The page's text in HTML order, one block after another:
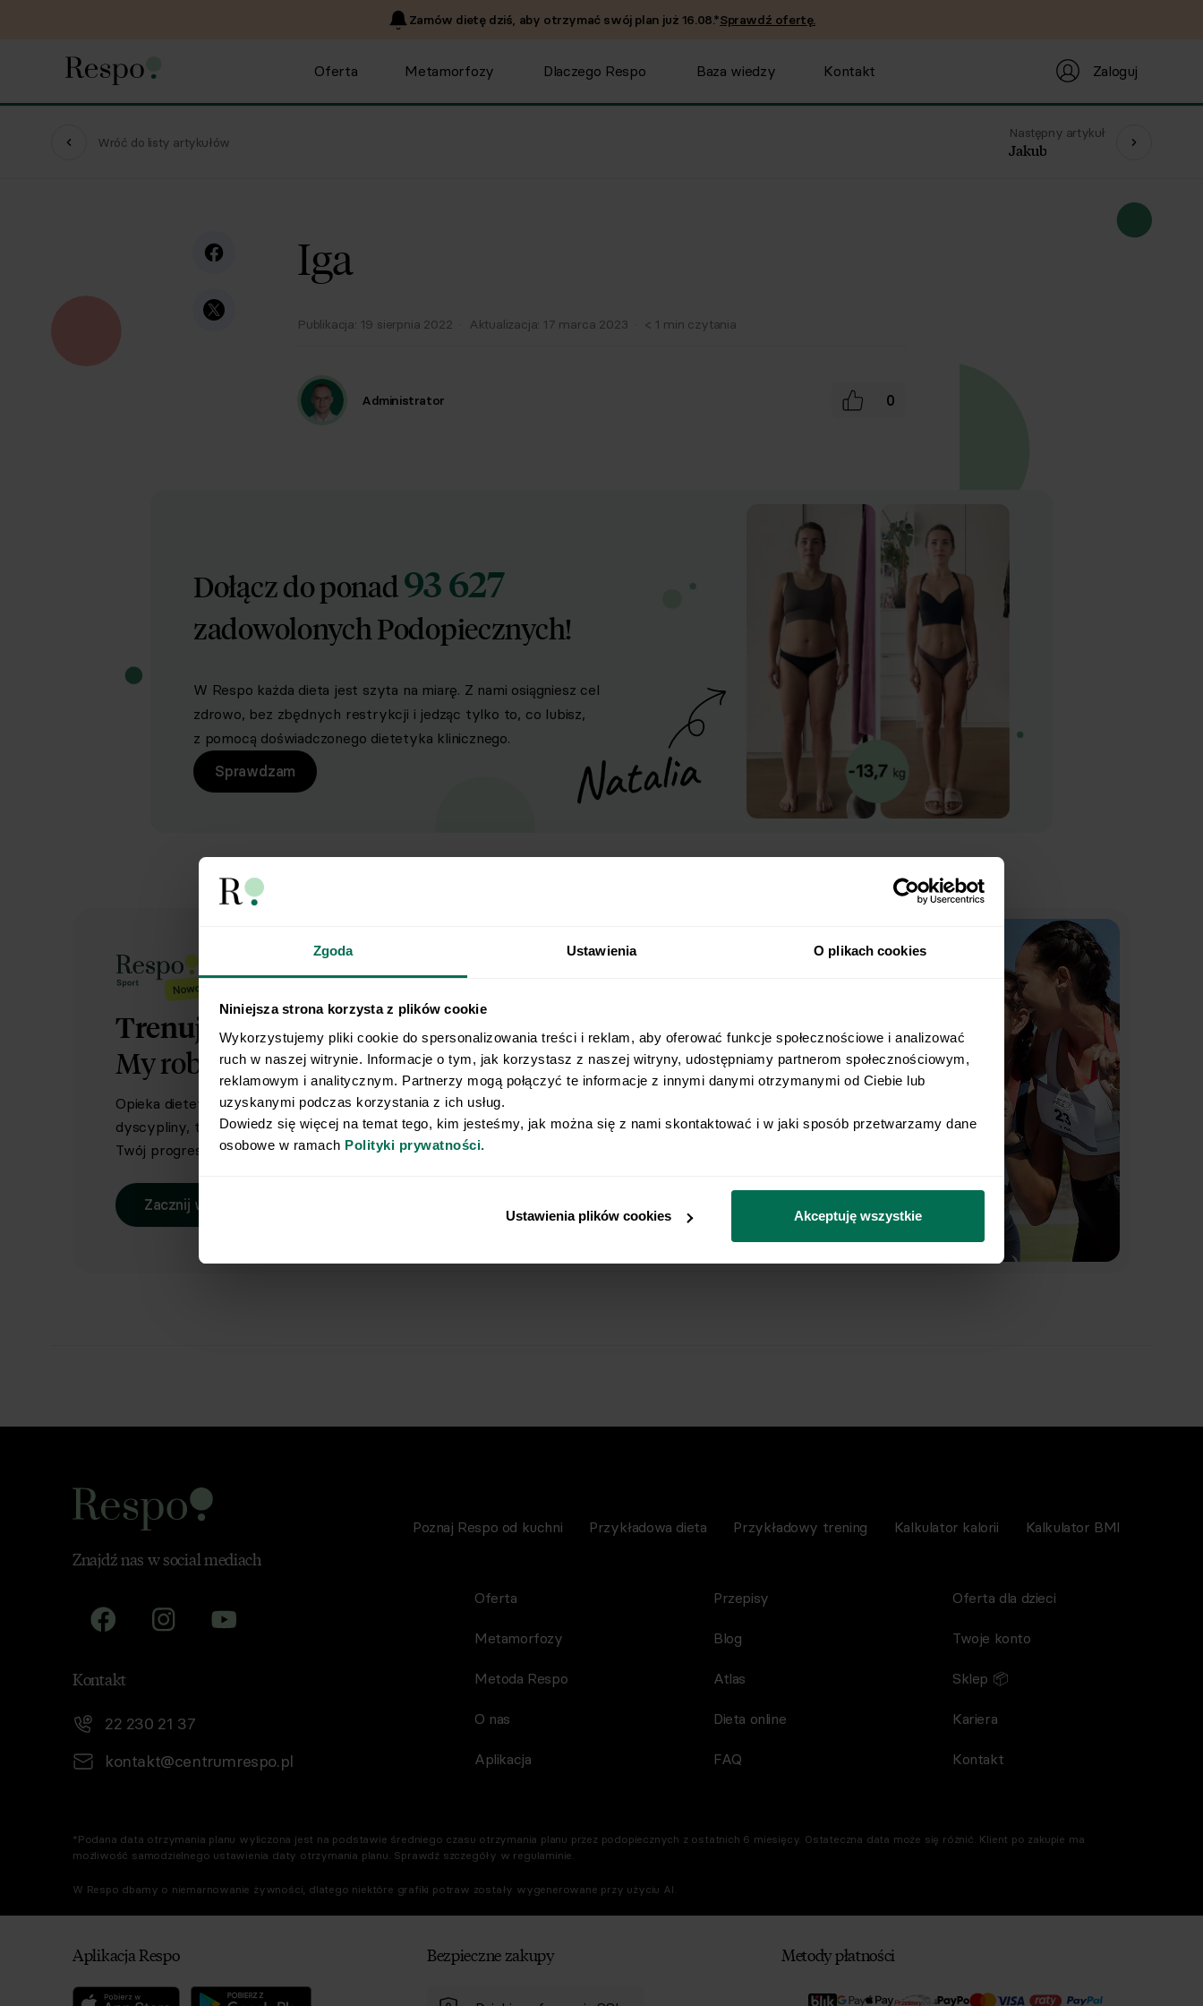
Zgoda Ustawienia O plikach cookies
Niniejsza strona korzysta z plików cookie
Wykorzystujemy pliki cookie do spersonalizowania treści i reklam, aby oferować funkcje społecznościowe i analizować
ruch w naszej witrynie. Informacje o tym, jak korzystasz z naszej witryny, udostępniamy partnerom społecznościowym,
reklamowym i analitycznym. Partnerzy mogą połączyć te informacje z innymi danymi otrzymanymi od Ciebie lub
uzyskanymi podczas korzystania z ich usług.
Dowiedz się więcej na temat tego, kim jesteśmy, jak można się z nami skontaktować i w jaki sposób przetwarzamy dane
osobowe w ramach Polityki prywatności.
Ustawienia plików cookies Akceptuję wszystkie
Zamów dietę dziś, aby otrzymać swój plan już 16.08.*Sprawdź ofertę.
Oferta Metamorfozy Dlaczego Respo Baza wiedzy Kontakt Zaloguj
Wróć do listy artykułów
Następny artykuł
Jakub
Iga
Publikacja: 19 sierpnia 2022 · Aktualizacja: 17 marca 2023 · < 1 min czytania
Administrator 0
Dołącz do ponad93 627
zadowolonych Podopiecznych!
W Respo każda dieta jest szyta na miarę. Z nami osiągniesz cel
zdrowo, bez zbędnych restrykcji i jedząc tylko to, co lubisz,
z pomocą doświadczonego dietetyka klinicznego.
Sprawdzam
Trenujesz regularnie?
My robimy dietę.Ty robisz wynik.
Opieka dietetyka sportowego i indywidualny plan żywieniowy dopasowany do Twojej
dyscypliny, treningów i sportowych celów. Nie pozwól, by źle dobrana dieta ograniczała
Twój progres.
Zacznij współpracę
Poznaj Respo od kuchni Przykładowa dieta Przykładowy trening Kalkulator kalorii Kalkulator BMI
Znajdź nas w social mediach
Kontakt
22 230 21 37
kontakt@centrumrespo.pl
Oferta
Metamorfozy
Metoda Respo
O nas
Aplikacja
Przepisy
Blog
Atlas
Dieta online
FAQ
Oferta dla dzieci
Twoje konto
Sklep 📦
Kariera
Kontakt
*Podana data otrzymania planu wyliczona jest na podstawie średniego czasu otrzymania planu przez podopiecznych z ostatnich 6 miesięcy. Ostateczna data może się różnić. Klient po zakupie ma
możliwość samodzielnego ustawienia daty otrzymania planu. Sprawdź szczegóły w regulaminie.
W Respo dbamy o niemarnowanie żywności, dlatego niektóre grafiki potraw zostały wygenerowane przy użyciu AI.
Aplikacja Respo Bezpieczne zakupy Metody płatności